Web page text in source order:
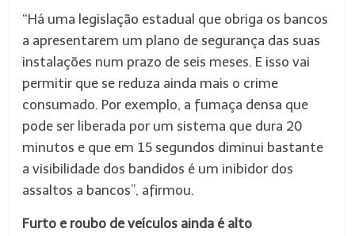
“Há uma legislação estadual que obriga os bancos
a apresentarem um plano de segurança das suas
instalações num prazo de seis meses. E isso vai
permitir que se reduza ainda mais o crime
consumado. Por exemplo, a fumaça densa que
pode ser liberada por um sistema que dura 20
minutos e que em 15 segundos diminui bastante
a visibilidade dos bandidos é um inibidor dos
assaltos a bancos”, afirmou.
Furto e roubo de veículos ainda é alto